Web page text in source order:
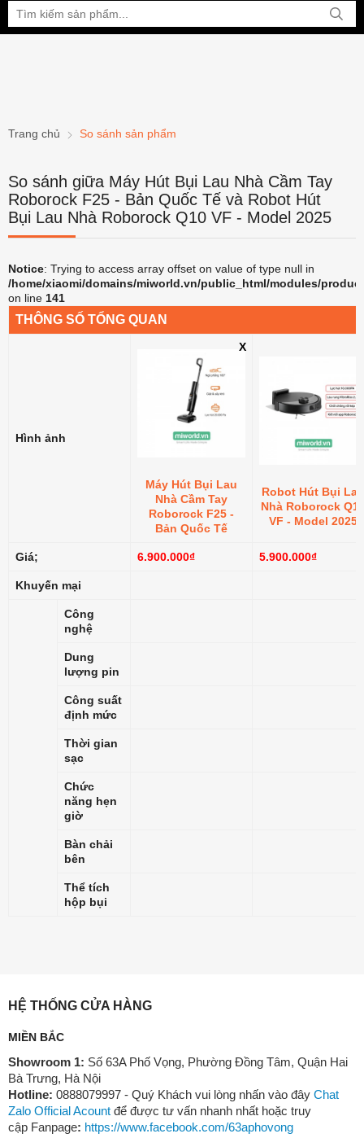
Bạn đang xem tại:
Trang chủ So sánh sản phẩm
So sánh giữa Máy Hút Bụi Lau Nhà Cầm Tay
Roborock F25 - Bản Quốc Tế và Robot Hút
Bụi Lau Nhà Roborock Q10 VF - Model 2025
Notice: Trying to access array offset on value of type null in
/home/xiaomi/domains/miworld.vn/public_html/modules/
on line 141
THÔNG SỐ TỔNG QUAN
Hình ảnh
X
Máy Hút Bụi Lau
Nhà Cầm Tay
Roborock F25 -
Bản Quốc Tế
Robot Hút Bụi Lau
Nhà Roborock
VF - Model 2025
Giá; 6.900.000₫ 5.900.000₫
Khuyến mại
Công
nghệ
Dung
lượng pin
Công suất
định mức
Thời gian
sạc
Chức
năng hẹn
giờ
Bàn chải
bên
Thể tích
hộp bụi
HỆ THỐNG CỬA HÀNG
MIỀN BẮC
Showroom 1: Số 63A Phố Vọng, Phường Đồng Tâm, Quận Hai
Bà Trưng, Hà Nội
Hotline: 0888079997 - Quý Khách vui lòng nhấn vào đây Chat
Zalo Official Acount để được tư vấn nhanh nhất hoặc truy
cập Fanpage: https://www.facebook.com/63aphovong